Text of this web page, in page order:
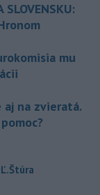
SLOVENSKU:
mu
aj na zvieratá.